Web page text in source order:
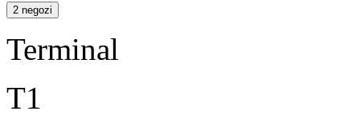
2 negozi
Terminal
T1